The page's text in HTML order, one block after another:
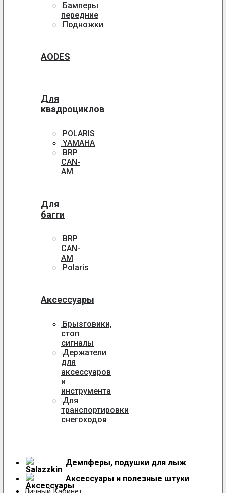
Бамперы
передние
Подножки
AODES
Для
квадроциклов
POLARIS
YAMAHA
BRP
CAN-
AM
Для
багги
BRP
CAN-
AM
Polaris
Аксессуары
Брызговики,
стоп
сигналы
Держатели
для
аксессуаров
и
инструмента
Для
транспортировки
снегоходов
Демпферы, подушки для лыж
Аксессуары и полезные штуки